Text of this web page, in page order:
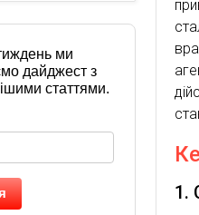
1.
ми
дайджест з
статтями.